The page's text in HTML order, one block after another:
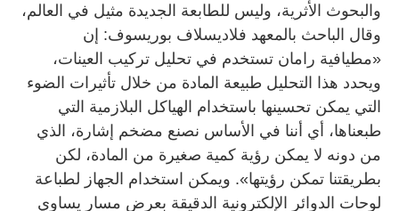
والبحوث الأثرية، وليس للطابعة الجديدة مثيل في العالم،
وقال الباحث بالمعهد فلاديسلاف بوريسوف: إن
«مطيافية رامان تستخدم في تحليل تركيب العينات،
ويحدد هذا التحليل طبيعة المادة من خلال تأثيرات الضوء
التي يمكن تحسينها باستخدام الهياكل البلازمية التي
طبعناها، أي أننا في الأساس نصنع مضخم إشارة، الذي
من دونه لا يمكن رؤية كمية صغيرة من المادة، لكن
بطريقتنا تمكن رؤيتها». ويمكن استخدام الجهاز لطباعة
لوحات الدوائر الإلكترونية الدقيقة بعرض مسار يساوي